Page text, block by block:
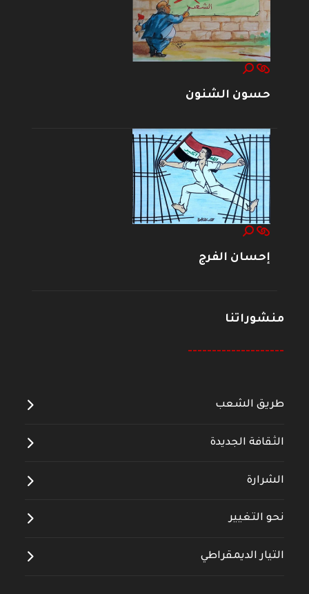
حسون الشنون
إحسان الفرج
منشوراتنا
--------------------
طريق الشعب
الثقافة الجديدة
الشرارة
نحو التغيير
التيار الديمقراطي